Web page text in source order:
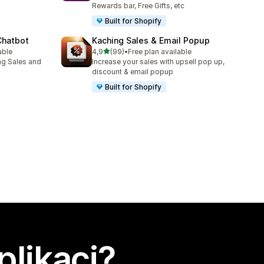
Rewards bar, Free Gifts, etc
Built for Shopify
Sales and
Kaching Sales & Email Popup
4,9z 5 hvězd
(99)
Celkový počet recenzí: 99
•Free plan available
Increase your sales with upsell pop up,
discount & email popup
Built for Shopify